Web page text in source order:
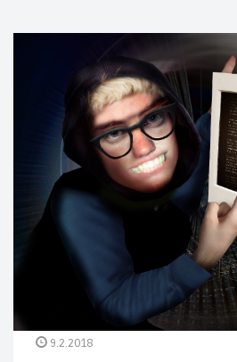
9.2.2018